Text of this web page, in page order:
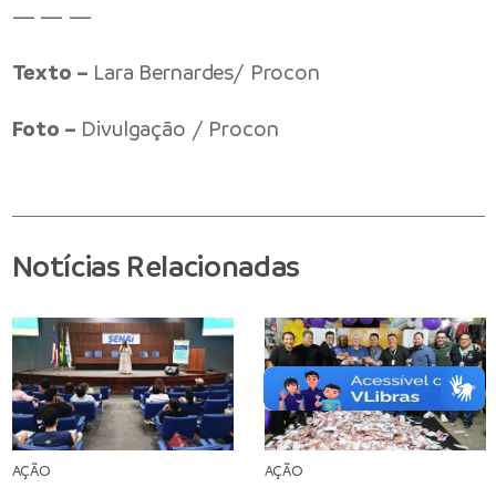
— — —
Texto – Lara Bernardes/ Procon
Foto – Divulgação / Procon
Notícias Relacionadas
AÇÃO AÇÃO